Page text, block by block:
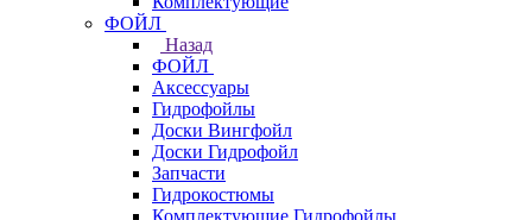
ФОЙЛ
Назад
ФОЙЛ
Аксессуары
Гидрофойлы
Доски Вингфойл
Доски Гидрофойл
Запчасти
Гидрокостюмы
Комплектующие Гидрофойлы